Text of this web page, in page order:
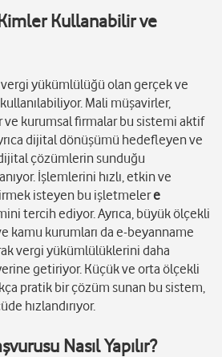
Kullanabilir ve
yükümlülüğü olan gerçek ve
Mali müşavirler,
kurumsal firmalar bu sistemi aktif
dijital dönüşümü hedefleyen ve
çözümlerin sunduğu
İşlemlerini hızlı, etkin ve
isteyen bu işletmelere
tercih ediyor. Ayrıca, büyük ölçekli
kamu kurumları da e-beyanname
vergi yükümlülüklerini daha
getiriyor. Küçük ve orta ölçekli
pratik bir çözüm sunan bu sistem,
hızlandırıyor.
Nasıl Yapılır?